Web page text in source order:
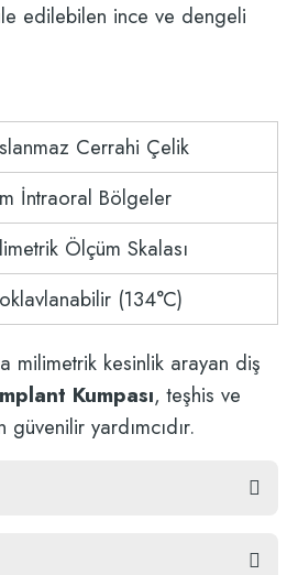
edilebilen ince ve dengeli
Cerrahi Çelik
İntraoral Bölgeler
Ölçüm Skalası
(134°C)
milimetrik kesinlik arayan diş
Kumpası, teşhis ve
yardımcıdır.